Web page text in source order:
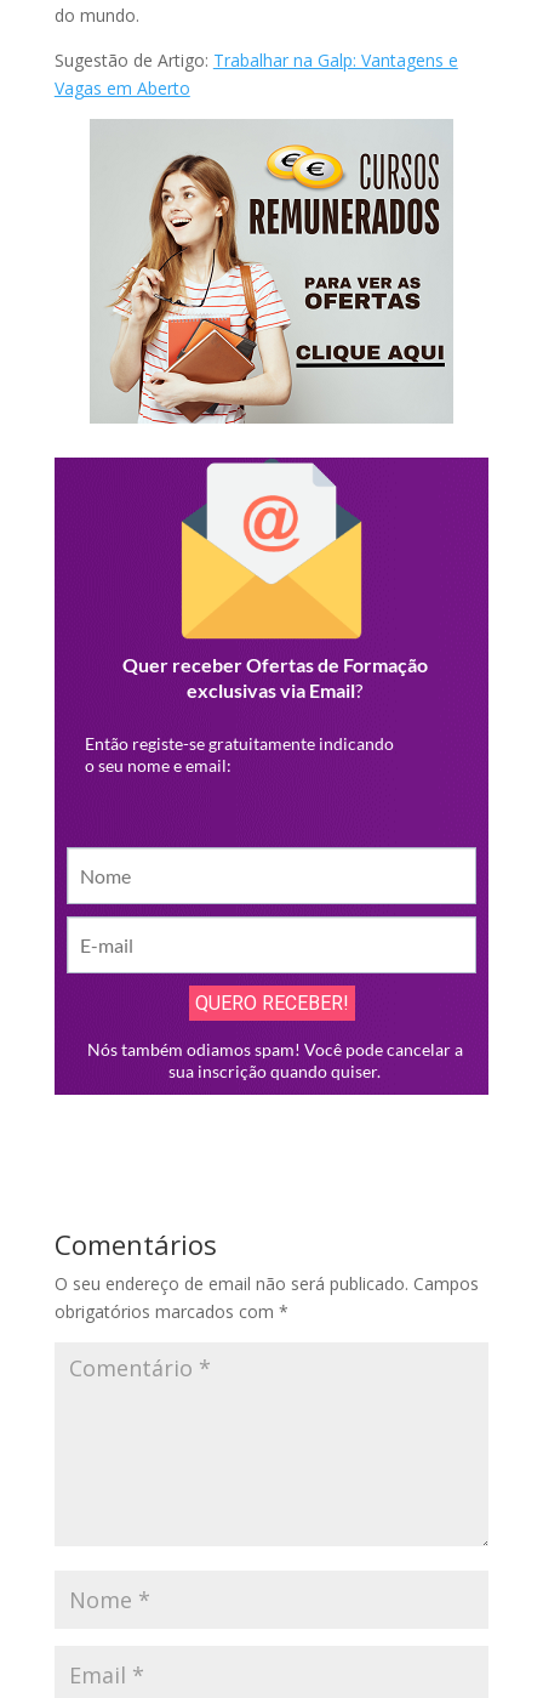
do mundo.
Sugestão de Artigo: Trabalhar na Galp: Vantagens e
Vagas em Aberto
Comentários
O seu endereço de email não será publicado. Campos
obrigatórios marcados com *